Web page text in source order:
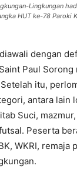
Lingkungan
HUT ke-78 Paroki
dengan
Paul Sorong
itu,
antara lain
Suci,
Peserta
WKRI, remaja